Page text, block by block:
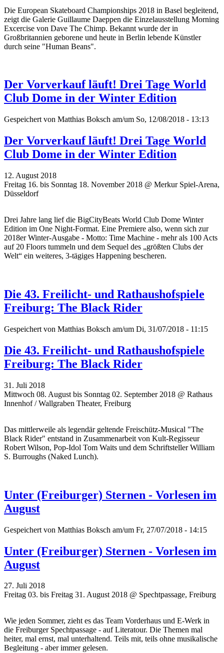
Die European Skateboard Championships 2018 in Basel begleitend,
zeigt die Galerie Guillaume Daeppen die Einzelausstellung Morning
Excercise von Dave The Chimp. Bekannt wurde der in
Großbritannien geborene und heute in Berlin lebende Künstler
durch seine "Human Beans".
Der Vorverkauf läuft! Drei Tage World
Club Dome in der Winter Edition
Gespeichert von Matthias Boksch am/um So, 12/08/2018 - 13:13
Der Vorverkauf läuft! Drei Tage World
Club Dome in der Winter Edition
12. August 2018
Freitag 16. bis Sonntag 18. November 2018 @ Merkur Spiel-Arena,
Düsseldorf
Drei Jahre lang lief die BigCityBeats World Club Dome Winter
Edition im One Night-Format. Eine Premiere also, wenn sich zur
2018er Winter-Ausgabe - Motto: Time Machine - mehr als 100 Acts
auf 20 Floors tummeln und dem Sequel des „größten Clubs der
Welt“ ein weiteres, 3-tägiges Happening bescheren.
Die 43. Freilicht- und Rathaushofspiele
Freiburg: The Black Rider
Gespeichert von Matthias Boksch am/um Di, 31/07/2018 - 11:15
Die 43. Freilicht- und Rathaushofspiele
Freiburg: The Black Rider
31. Juli 2018
Mittwoch 08. August bis Sonntag 02. September 2018 @ Rathaus
Innenhof / Wallgraben Theater, Freiburg
Das mittlerweile als legendär geltende Freischütz-Musical "The
Black Rider" entstand in Zusammenarbeit von Kult-Regisseur
Robert Wilson, Pop-Idol Tom Waits und dem Schriftsteller William
S. Burroughs (Naked Lunch).
Unter (Freiburger) Sternen - Vorlesen im
August
Gespeichert von Matthias Boksch am/um Fr, 27/07/2018 - 14:15
Unter (Freiburger) Sternen - Vorlesen im
August
27. Juli 2018
Freitag 03. bis Freitag 31. August 2018 @ Spechtpassage, Freiburg
Wie jeden Sommer, zieht es das Team Vorderhaus und E-Werk in
die Freiburger Spechtpassage - auf Literatour. Die Themen mal
heiter, mal ernst, mal unterhaltend. Teils mit, teils ohne musikalische
Begleitung - aber immer gelesen.